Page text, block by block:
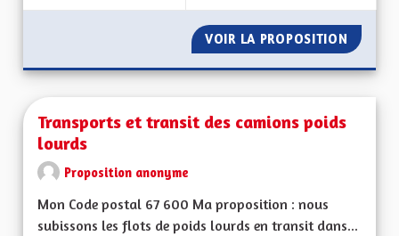
VOIR LA PROPOSITION POUR
Transports et transit des camions poids
lourds
Proposition anonyme
Mon Code postal 67 600 Ma proposition : nous
subissons les flots de poids lourds en transit dans...